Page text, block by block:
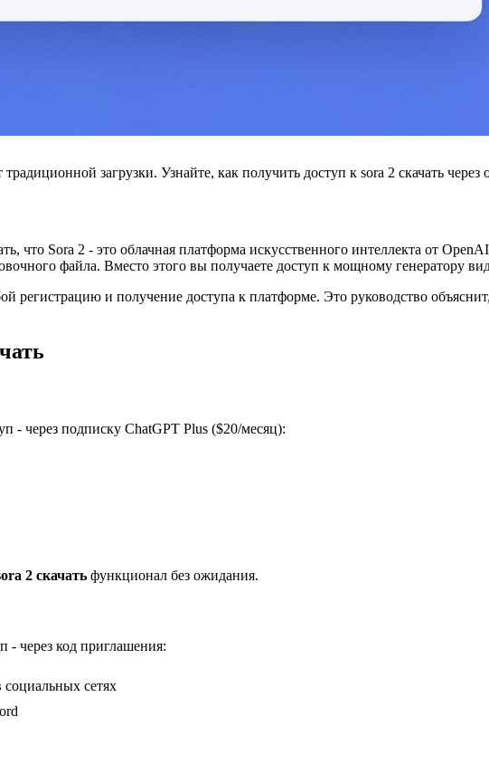
загрузки. Узнайте, как получить доступ к sora 2 скачать
что Sora 2 - это облачная платформа искусственного интеллекта от
файла. Вместо этого вы получаете доступ к мощному генератору
регистрацию и получение доступа к платформе. Это руководство
- через подписку ChatGPT Plus ($20/месяц):
2 скачать функционал без ожидания.
- через код приглашения:
сетях